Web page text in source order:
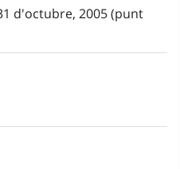
d'octubre, 2005 (punt